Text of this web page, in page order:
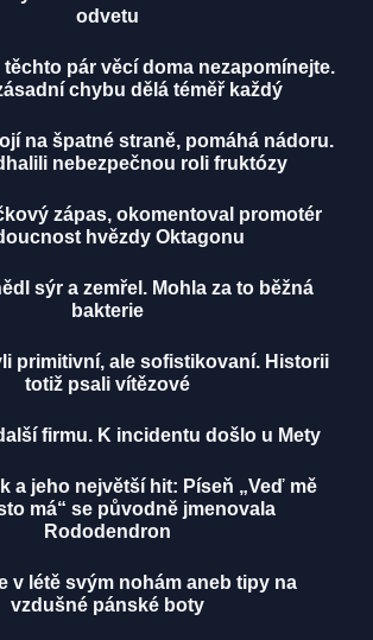
odvetu
těchto pár věcí doma nezapomínejte.
chybu dělá téměř každý
na špatné straně, pomáhá nádoru.
nebezpečnou roli fruktózy
zápas, okomentoval promotér
hvězdy Oktagonu
sýr a zemřel. Mohla za to běžná
bakterie
primitivní, ale sofistikovaní. Historii
totiž psali vítězové
firmu. K incidentu došlo u Mety
a jeho největší hit: Píseň „Veď mě
má“ se původně jmenovala
Rododendron
v létě svým nohám aneb tipy na
vzdušné pánské boty